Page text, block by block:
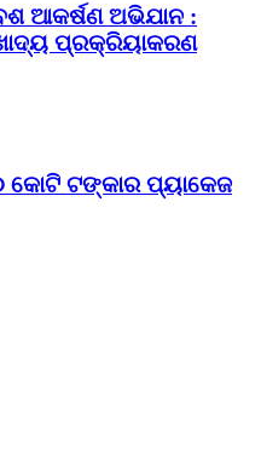
ଆକର୍ଷଣ ଅଭିଯାନ :
ପ୍ରକ୍ରିୟାକରଣ
କୋଟି ଟଙ୍କାର ପ୍ୟାକେଜ